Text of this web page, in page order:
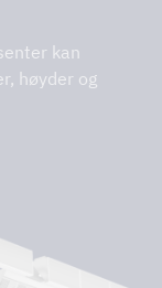
kan
høyder og